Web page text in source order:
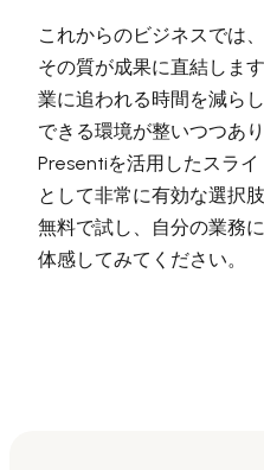
これからのビジネスでは
その質が成果に直結しま
業に追われる時間を減ら
できる環境が整いつつあり
Presentiを活用したスラ
として非常に有効な選択
無料で試し、自分の業務
体感してみてください。